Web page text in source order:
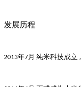
发展历程
2013年7 月 纯米科技成立